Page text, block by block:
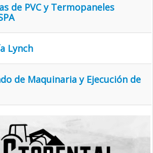
de PVC y Termopaneles
Lynch
de Maquinaria y Ejecución de